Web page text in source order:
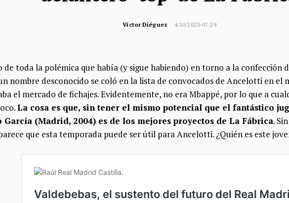
Víctor Diéguez 4/10/2023-07:29
de toda la polémica que había (y sigue habiendo) en torno a la confección
nombre desconocido se coló en la lista de convocados de Ancelotti en el
el mercado de fichajes. Evidentemente, no era Mbappé, por lo que a
La cosa es que, sin tener el mismo potencial que el fantástico
García (Madrid, 2004) es de los mejores proyectos de La Fábrica.
que esta temporada puede ser útil para Ancelotti. ¿Quién es este